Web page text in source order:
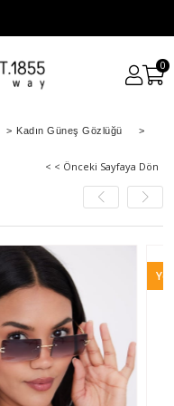
0
> Kadın Güneş Gözlüğü
>
< < Önceki Sayfaya Dön